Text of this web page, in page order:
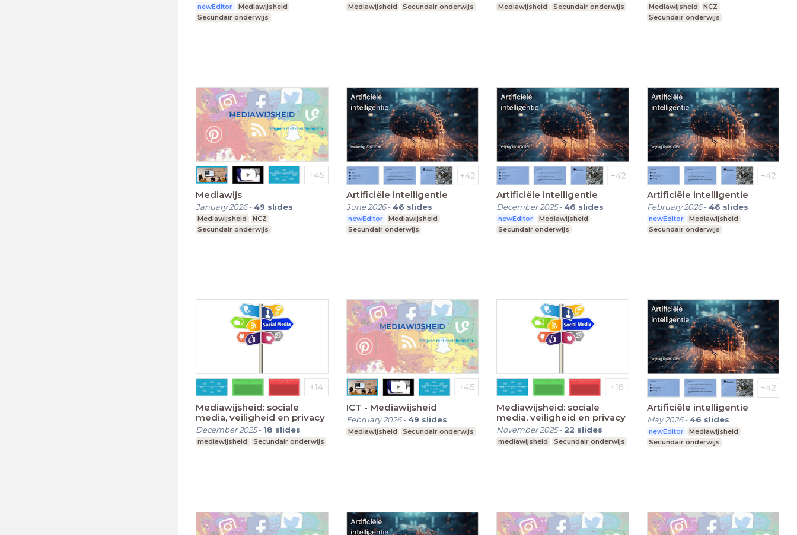
newEditor
Mediawijsheid
Secundair onderwijs
Mediawijsheid Secundair onderwijs Mediawijsheid Secundair onderwijs Mediawijsheid
NCZ
Secundair onderwijs
Mediawijs
January 2026- 49 slides
Mediawijsheid
NCZ
Secundair onderwijs
Artificiële intelligentie
June 2026- 46 slides
newEditor
Mediawijsheid
Secundair onderwijs
Artificiële intelligentie
December 2025- 46 slides
newEditor
Mediawijsheid
Secundair onderwijs
Artificiële intelligentie
February 2026- 46 slides
newEditor
Mediawijsheid
Secundair onderwijs
Mediawijsheid: sociale
media, veiligheid en privacy
December 2025- 18 slides
mediawijsheid Secundair onderwijs
ICT - Mediawijsheid
February 2026- 49 slides
Mediawijsheid Secundair onderwijs
Mediawijsheid: sociale
media, veiligheid en privacy
November 2025- 22 slides
mediawijsheid Secundair onderwijs
Artificiële intelligentie
May 2026- 46 slides
newEditor
Mediawijsheid
Secundair onderwijs